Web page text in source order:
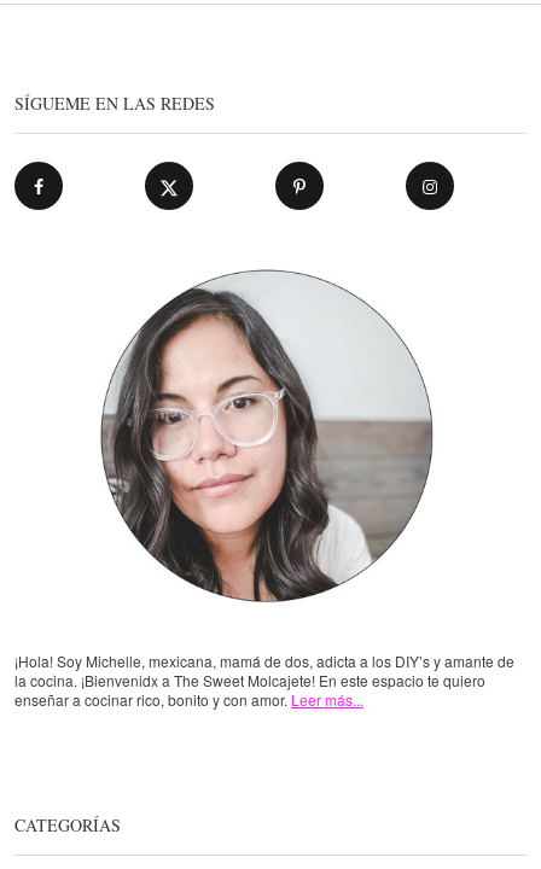
SÍGUEME EN LAS REDES
¡Hola! Soy Michelle, mexicana, mamá de dos, adicta a los DIY’s y amante de
la cocina. ¡Bienvenidx a The Sweet Molcajete! En este espacio te quiero
enseñar a cocinar rico, bonito y con amor. Leer más...
CATEGORÍAS